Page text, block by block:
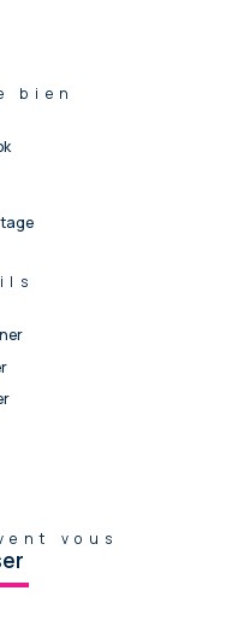
bien
vous